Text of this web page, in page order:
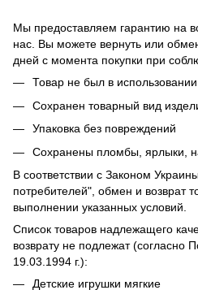
Мы предоставляем гарантию на
нас. Вы можете вернуть или
дней с момента покупки при
Товар не был в использовании
Сохранен товарный вид
Упаковка без повреждений
Сохранены пломбы, ярлыки,
В соответствии с Законом
потребителей", обмен и возврат
выполнении указанных условий.
Список товаров надлежащего
возврату не подлежат
19.03.1994 г.):
Детские игрушки мягкие